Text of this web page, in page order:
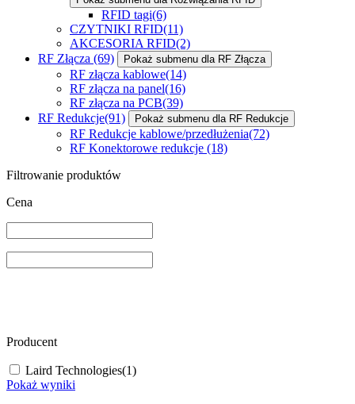
RFID tagi(6)
CZYTNIKI RFID(11)
AKCESORIA RFID(2)
RF Złącza (69) Pokaż submenu dla RF Złącza
RF złącza kablowe(14)
RF złącza na panel(16)
RF złącza na PCB(39)
RF Redukcje(91) Pokaż submenu dla RF Redukcje
RF Redukcje kablowe/przedłużenia(72)
RF Konektorowe redukcje (18)
Filtrowanie produktów
Cena
Producent
Laird Technologies(1)
Pokaż wyniki